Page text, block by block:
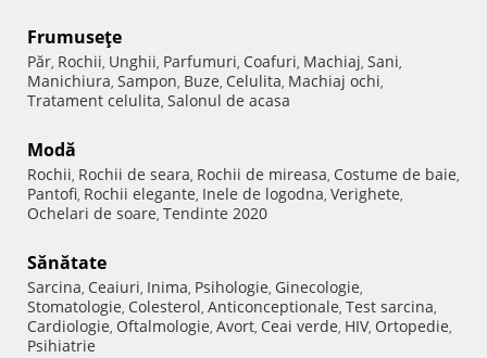
Frumuseţe
Păr, Rochii, Unghii, Parfumuri, Coafuri, Machiaj, Sani,
Manichiura, Sampon, Buze, Celulita, Machiaj ochi,
Tratament celulita, Salonul de acasa
Modă
Rochii, Rochii de seara, Rochii de mireasa, Costume de baie,
Pantofi, Rochii elegante, Inele de logodna, Verighete,
Ochelari de soare, Tendinte 2020
Sănătate
Sarcina, Ceaiuri, Inima, Psihologie, Ginecologie,
Stomatologie, Colesterol, Anticonceptionale, Test sarcina,
Cardiologie, Oftalmologie, Avort, Ceai verde, HIV, Ortopedie,
Psihiatrie